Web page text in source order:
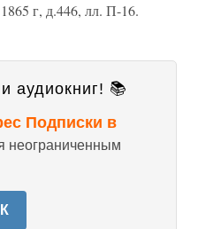
г, д.446, лл. П-16.
аудиокниг! 📚
Подписки в
неограниченным